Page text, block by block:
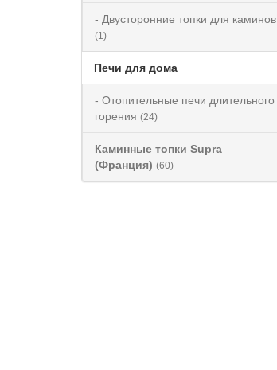
- Двусторонние топки для каминов
(1)
Печи для дома
- Отопительные печи длительного
горения (24)
Каминные топки Supra
(Франция) (60)